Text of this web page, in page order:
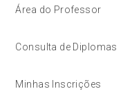
Área do Professor
Consulta de Diplomas
Minhas Inscrições